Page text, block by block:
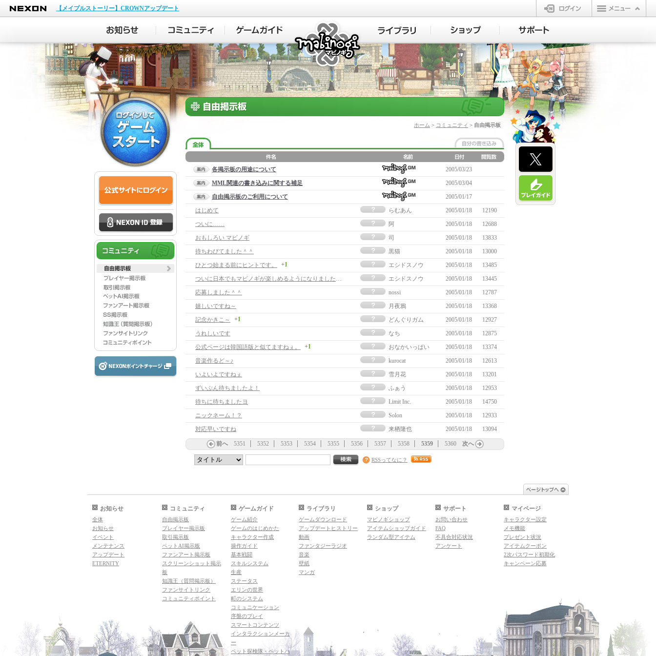
NEXON
【メイプルストーリー】CROWNアップデート
ログイン
マビノギ
ホーム > コミュニティ > 自由掲示板
各掲示板の用途について
2005/03/23
MML関連の書き込みに関する補足
2005/03/04
自由掲示板のご利用について
2005/01/17
はじめて
らむあん 2005/01/18
12190
ついに……
阿 2005/01/18
12688
おもしろい マビノギ
司 2005/01/18
13833
待ちわびてました＾＾
黒猫 2005/01/18
13000
ひとつ始まる前にヒントです。
+1 エシドスノウ 2005/01/18
13485
ついに日本でもマビノギが楽しめるようになりましたね。
エシドスノウ 2005/01/18
13445
応募しました＾＾
nossi 2005/01/18
12787
嬉しいですね～
月夜鴉 2005/01/18
13368
記念かきこ～
+1 どんぐりガム 2005/01/18
12927
うれしいです
なち 2005/01/18
12875
公式ページは韓国語版と似てますねぇ。
+1 おなかいっぱい 2005/01/18
13374
音楽作るど～♪
kurocat 2005/01/18
12613
いよいよですねぇ
雪月花 2005/01/18
13201
ずいぶん待ちましたよ！
ふぁう 2005/01/18
12953
待ちに待ちましたヨ
Limit Inc. 2005/01/18
14750
ニックネーム！？
Solon 2005/01/18
12933
対応早いですね
来栖隆也 2005/01/18 13094
前へ 5351 5352 5353 5354 5355 5356 5357 5358 5359 5360 次へ
RSSってなに？
お知らせ
全体
お知らせ
イベント
メンテナンス
アップデート
ETERNITY
コミュニティ
自由掲示板
プレイヤー掲示板
取引掲示板
ペットAI掲示板
ファンアート掲示板
スクリーンショット掲示
板
知識王（質問掲示板）
ファンサイトリンク
コミュニティポイント
ゲームガイド
ゲーム紹介
ゲームのはじめかた
キャラクター作成
操作ガイド
基本戦闘
スキルシステム
生産
ステータス
エリンの世界
町のシステム
コミュニケーション
序盤のプレイ
スマートコンテンツ
インタラクションメーカ
ー
ペット探検隊・ペットハ
ライブラリ
ゲームダウンロード
アップデートヒストリー
動画
ファンタジーラジオ
音楽
壁紙
マンガ
ショップ
マビノギショップ
アイテムショップガイド
ランダム型アイテム
サポート
お問い合わせ
FAQ
不具合対応状況
アンケート
マイページ
キャラクター設定
メモ機能
プレゼント状況
アイテムクーポン
2次パスワード初期化
キャンペーン応募